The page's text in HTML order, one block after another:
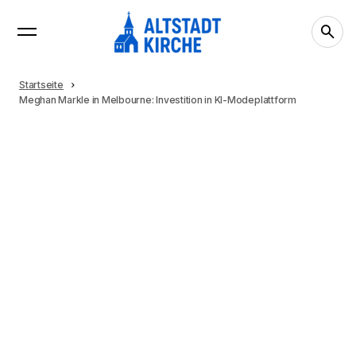
Startseite
Meghan Markle in Melbourne: Investition in KI-Modeplattform